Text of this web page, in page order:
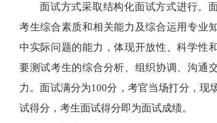
面试方式采取结构化面试方式进行。
考生综合素质和相关能力及综合运用专业
中实际问题的能力，体现开放性、科学性
要测试考生的综合分析、组织协调、沟通
力。面试满分为100分，考官当场打分，现
试得分，考生面试得分即为面试成绩。